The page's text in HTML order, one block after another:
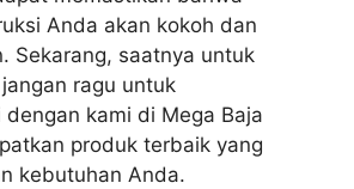
Anda akan kokoh dan
Sekarang, saatnya untuk
ragu untuk
kami di Mega Baja
produk terbaik yang
kebutuhan Anda.